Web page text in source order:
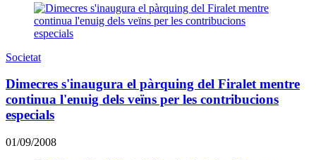
Societat
Dimecres s'inaugura el pàrquing del Firalet mentre
continua l'enuig dels veïns per les contribucions
especials
01/09/2008